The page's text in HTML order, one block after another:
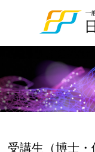
受講生（博士